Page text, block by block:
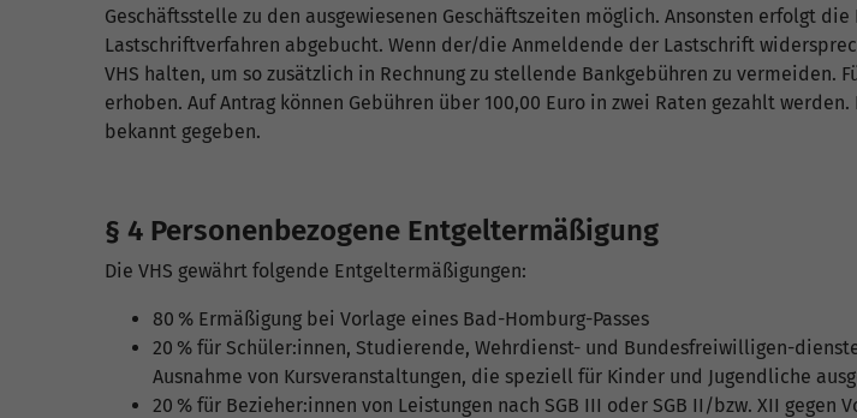
Geschäftsstelle zu den ausgewiesenen Geschäftszeiten möglich. Ansonsten erfolgt
Lastschriftverfahren abgebucht. Wenn der/die Anmeldende der Lastschrift
VHS halten, um so zusätzlich in Rechnung zu stellende Bankgebühren zu vermeiden.
erhoben. Auf Antrag können Gebühren über 100,00 Euro in zwei Raten gezahlt
bekannt gegeben.
§ 4 Personenbezogene Entgeltermäßigung
Die VHS gewährt folgende Entgeltermäßigungen:
80 % Ermäßigung bei Vorlage eines Bad-Homburg-Passes
20 % für Schüler:innen, Studierende, Wehrdienst- und Bundesfreiwilligen-
Ausnahme von Kursveranstaltungen, die speziell für Kinder und Jugendliche
20 % für Bezieher:innen von Leistungen nach SGB III oder SGB II/bzw. XII